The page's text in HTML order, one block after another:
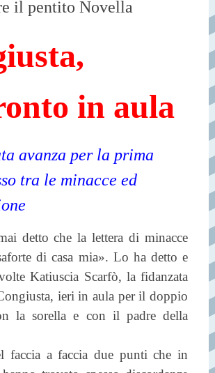
il pentito Novella
in aula
avanza per la prima
tra le minacce ed
detto che la lettera di minacce
di casa mia». Lo ha detto e
Katiuscia Scarfò, la fidanzata
ieri in aula per il doppio
la sorella e con il padre della
faccia a faccia due punti che in